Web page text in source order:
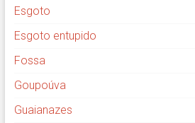
Esgoto
Esgoto entupido
Fossa
Goupoúva
Guaianazes